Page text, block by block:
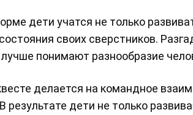
дети учатся не только
своих сверстников.
понимают разнообразие
делается на командное
результате дети не только